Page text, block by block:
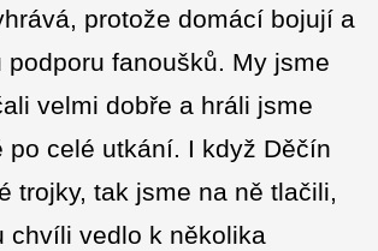
protože domácí bojují a
podporu fanoušků. My jsme
velmi dobře a hráli jsme
po celé utkání. I když Děčín
trojky, tak jsme na ně tlačili,
chvíli vedlo k několika